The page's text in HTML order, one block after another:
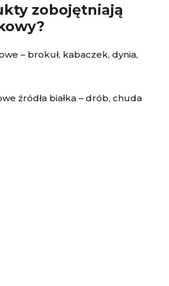
zobojętniają
– brokuł, kabaczek, dynia,
źródła białka – drób, chuda